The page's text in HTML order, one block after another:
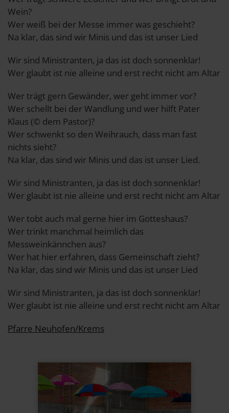
Wein?
Wer weiß bei der Messe immer was geschieht?
Na klar, das sind wir Minis und das ist unser Lied
Wir sind Ministranten, ja das ist doch sonnenklar!
Wer glaubt ist nie alleine und erst recht nicht am Altar
Wer trägt gern Gewänder, wer geht immer vor?
Wer schellt bei der Wandlung und wer hilft Pater
Klaus (© dem Pastor)?
Wer schwenkt so den Weihrauch, dass man fast
nichts sieht?
Na klar, das sind wir Minis und das ist unser Lied.
Wir sind Ministranten, ja das ist doch sonnenklar!
Wer glaubt ist nie alleine und erst recht nicht am Altar
Wer tobt auch mal gerne hier im Gotteshaus?
Wer trinkt manchmal heimlich das
Messweinkännchen aus?
Wer hat hier erfahren, dass Gemeinschaft zieht?
Na klar, das sind wir Minis und das ist unser Lied
Wir sind Ministranten, ja das ist doch sonnenklar!
Wer glaubt ist nie alleine und erst recht nicht am Altar
Pfarre Neuhofen/Krems